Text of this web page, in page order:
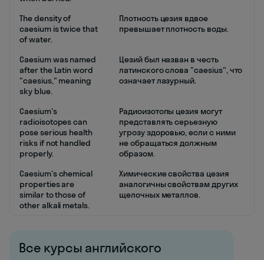
The density of
caesium is twice that
of water.
Плотность цезия вдвое
превышает плотность воды.
Caesium was named
after the Latin word
"caesius," meaning
sky blue.
Цезий был назван в честь
латинского слова "caesius", что
означает лазурный.
Caesium's
radioisotopes can
pose serious health
risks if not handled
properly.
Радиоизотопы цезия могут
представлять серьезную
угрозу здоровью, если с ними
не обращаться должным
образом.
Caesium's chemical
properties are
similar to those of
other alkali metals.
Химические свойства цезия
аналогичны свойствам других
щелочных металлов.
Все курсы английского